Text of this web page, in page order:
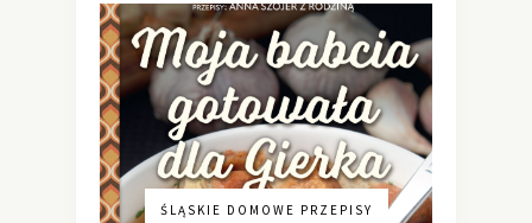
ŚLĄSKIE DOMOWE PRZEPISY